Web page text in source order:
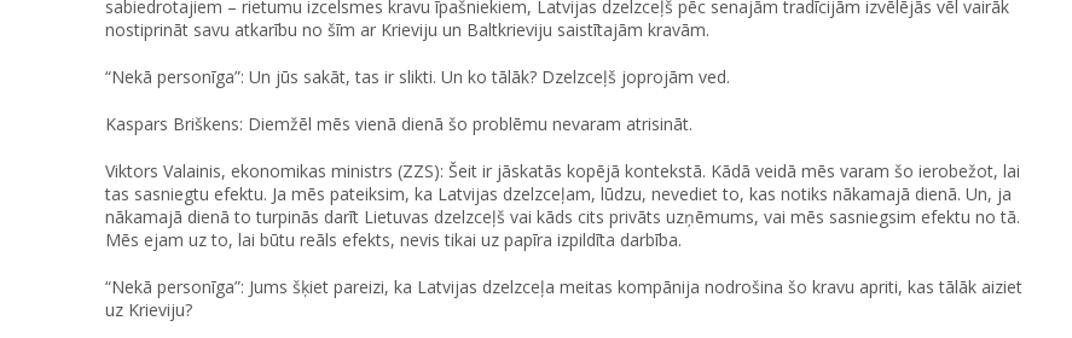
sabiedrotajiem – rietumu izcelsmes kravu īpašniekiem, Latvijas dzelzceļš pēc senajām tradīcijām izvēlējās vēl vairāk
nostiprināt savu atkarību no šīm ar Krieviju un Baltkrieviju saistītajām kravām.
“Nekā personīga”: Un jūs sakāt, tas ir slikti. Un ko tālāk? Dzelzceļš joprojām ved.
Kaspars Briškens: Diemžēl mēs vienā dienā šo problēmu nevaram atrisināt.
Viktors Valainis, ekonomikas ministrs (ZZS): Šeit ir jāskatās kopējā kontekstā. Kādā veidā mēs varam šo ierobežot, lai
tas sasniegtu efektu. Ja mēs pateiksim, ka Latvijas dzelzceļam, lūdzu, nevediet to, kas notiks nākamajā dienā. Un, ja
nākamajā dienā to turpinās darīt Lietuvas dzelzceļš vai kāds cits privāts uzņēmums, vai mēs sasniegsim efektu no tā.
Mēs ejam uz to, lai būtu reāls efekts, nevis tikai uz papīra izpildīta darbība.
“Nekā personīga”: Jums šķiet pareizi, ka Latvijas dzelzceļa meitas kompānija nodrošina šo kravu apriti, kas tālāk aiziet
uz Krieviju?